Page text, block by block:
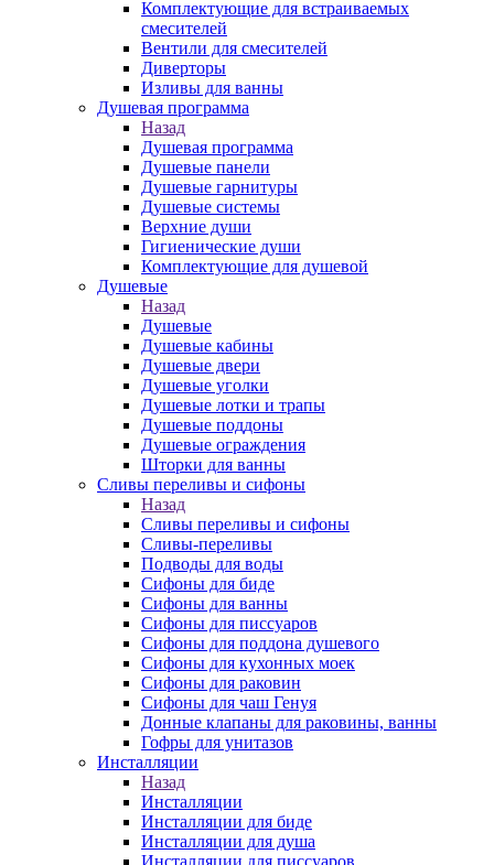
Комплектующие для встраиваемых
смесителей
Вентили для смесителей
Диверторы
Изливы для ванны
Душевая программа
Назад
Душевая программа
Душевые панели
Душевые гарнитуры
Душевые системы
Верхние души
Гигиенические души
Комплектующие для душевой
Душевые
Назад
Душевые
Душевые кабины
Душевые двери
Душевые уголки
Душевые лотки и трапы
Душевые поддоны
Душевые ограждения
Шторки для ванны
Сливы переливы и сифоны
Назад
Сливы переливы и сифоны
Сливы-переливы
Подводы для воды
Сифоны для биде
Сифоны для ванны
Сифоны для писсуаров
Сифоны для поддона душевого
Сифоны для кухонных моек
Сифоны для раковин
Сифоны для чаш Генуя
Донные клапаны для раковины, ванны
Гофры для унитазов
Инсталляции
Назад
Инсталляции
Инсталляции для биде
Инсталляции для душа
Инсталляции для писсуаров